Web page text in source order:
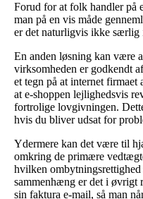
Forud for at folk handler på
man på en vis måde
er det naturligvis ikke særlig
En anden løsning kan være
virksomheden er godkendt
et tegn på at internet firmaet
at e-shoppen lejlighedsvis
fortrolige lovgivningen.
hvis du bliver udsat for
Ydermere kan det være til
omkring de primære
hvilken
sammenhæng er det i øvrigt
sin faktura e-mail, så man